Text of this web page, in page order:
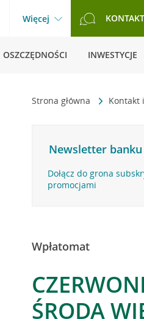
Więcej KONTAKT
OSZCZĘDNOŚCI INWESTYCJE
Strona główna Kontakt
Newsletter
Dołącz do grona
promocjami
Wpłatomat
ŚRODA